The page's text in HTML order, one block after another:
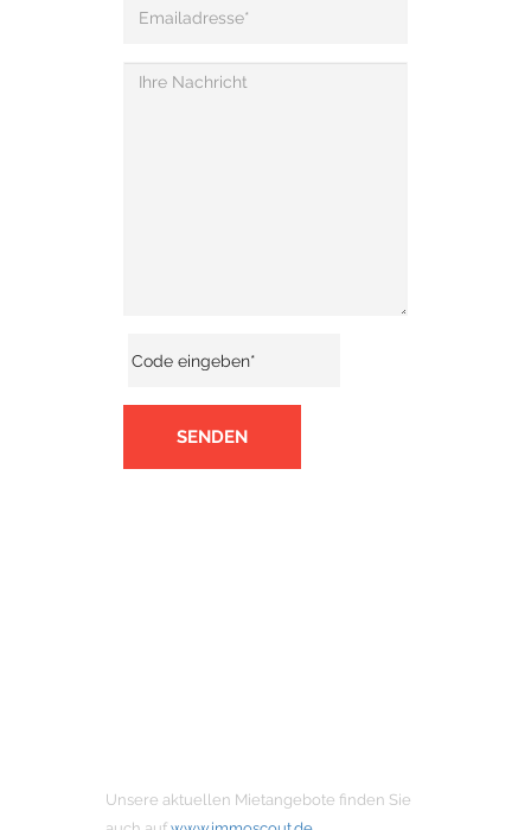
SENDEN
Unsere aktuellen Mietangebote finden Sie